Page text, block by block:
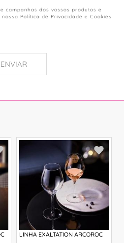
campanhas dos vossos produtos e
Política de Privacidade e Cookies
ENVIAR
LINHA EXALTATION ARCOROC